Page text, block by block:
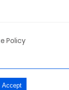
Policy
Accept